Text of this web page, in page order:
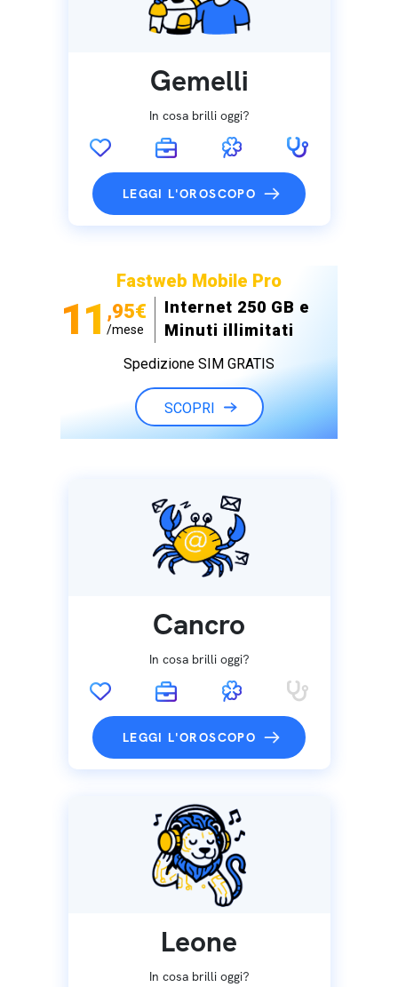
Gemelli
In cosa brilli oggi?
LEGGI L'OROSCOPO
Fastweb Mobile Pro
11 ,95€
/mese
Internet 250 GB e
Minuti illimitati
Spedizione SIM GRATIS
SCOPRI
Cancro
In cosa brilli oggi?
LEGGI L'OROSCOPO
Leone
In cosa brilli oggi?